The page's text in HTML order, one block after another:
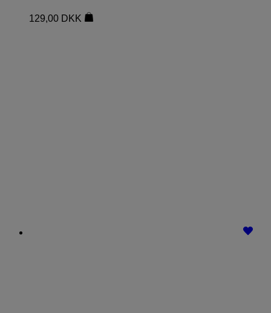
129,00 DKK